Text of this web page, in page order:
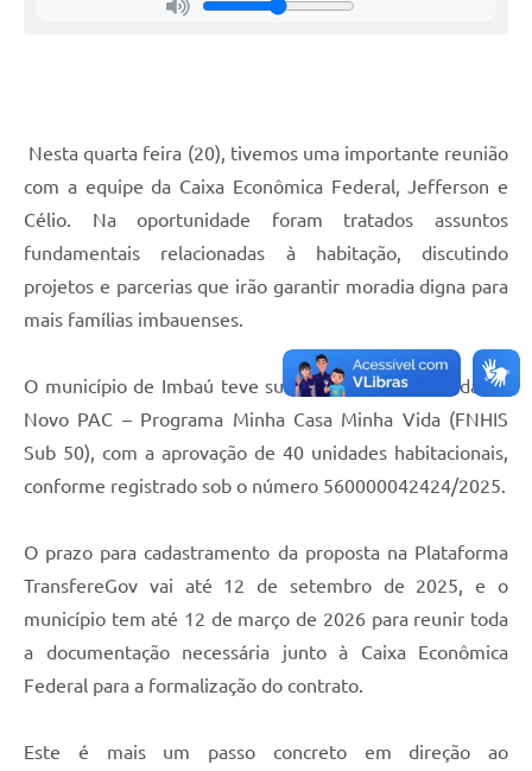
Nesta quarta feira (20), tivemos uma importante reunião
com a equipe da Caixa Econômica Federal, Jefferson e
Célio. Na oportunidade foram tratados assuntos
fundamentais relacionadas à habitação, discutindo
projetos e parcerias que irão garantir moradia digna para
mais famílias imbauenses.
O município de Imbaú teve sua proposta selecionada no
Novo PAC – Programa Minha Casa Minha Vida (FNHIS
Sub 50), com a aprovação de 40 unidades habitacionais,
conforme registrado sob o número 560000042424/2025.
O prazo para cadastramento da proposta na Plataforma
TransfereGov vai até 12 de setembro de 2025, e o
município tem até 12 de março de 2026 para reunir toda
a documentação necessária junto à Caixa Econômica
Federal para a formalização do contrato.
Este é mais um passo concreto em direção ao